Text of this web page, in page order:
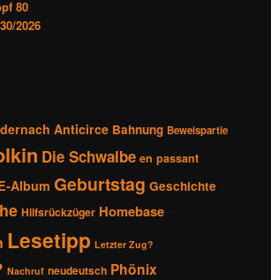
80
2026
Anticirce Bahnung Beweispartie
Die Schwalbe en passant
Album Geburtstag Geschichte
Hilfsrückzüger Homebase
Lesetipp Letzter Zug?
Nachruf neudeutsch Phönix